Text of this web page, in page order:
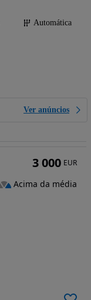
Automática
Ver anúncios
3 000 EUR
Acima da média